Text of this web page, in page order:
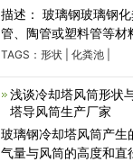
描述： 玻璃钢玻璃钢
管、陶管或塑料管等材
化塔利用玻璃钢为塔体
秀特点。使玻
TAGS： 形状| 化粪池|
浅谈冷却塔风筒形状
塔导风筒生产厂家
玻璃钢冷却塔风筒产生
气量与风筒的高度和直